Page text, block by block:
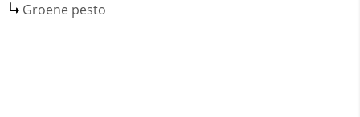
Groene pesto